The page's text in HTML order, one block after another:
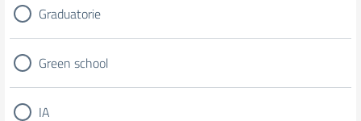
Graduatorie
Green school
IA